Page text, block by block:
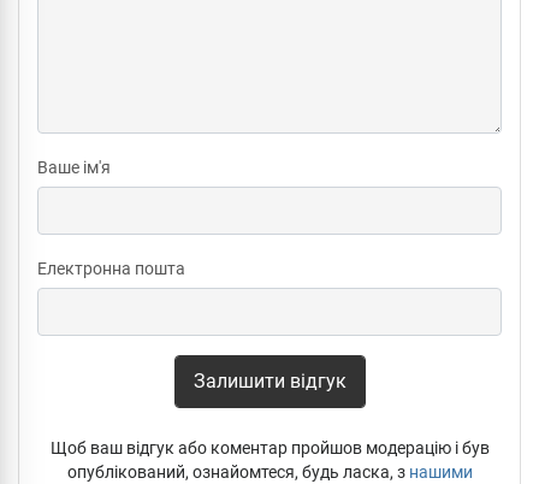
Ваше ім'я
Електронна пошта
Залишити відгук
Щоб ваш відгук або коментар пройшов модерацію і був
опублікований, ознайомтеся, будь ласка, з нашими